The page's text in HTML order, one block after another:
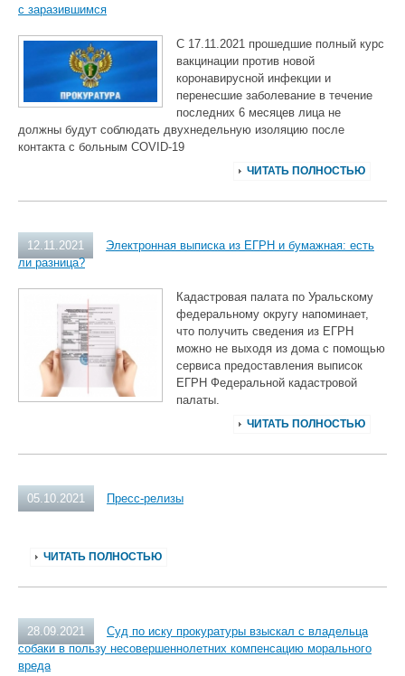
с заразившимся
С 17.11.2021 прошедшие полный курс
вакцинации против новой
коронавирусной инфекции и
перенесшие заболевание в течение
последних 6 месяцев лица не
должны будут соблюдать двухнедельную изоляцию после
контакта с больным COVID-19
ЧИТАТЬ ПОЛНОСТЬЮ
12.11.2021
Электронная выписка из ЕГРН и бумажная: есть
ли разница?
Кадастровая палата по Уральскому
федеральному округу напоминает,
что получить сведения из ЕГРН
можно не выходя из дома с помощью
сервиса предоставления выписок
ЕГРН Федеральной кадастровой
палаты.
ЧИТАТЬ ПОЛНОСТЬЮ
05.10.2021 Пресс-релизы
ЧИТАТЬ ПОЛНОСТЬЮ
28.09.2021
Суд по иску прокуратуры взыскал с владельца
собаки в пользу несовершеннолетних компенсацию морального
вреда